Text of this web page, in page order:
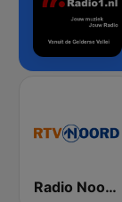
Radio Noord